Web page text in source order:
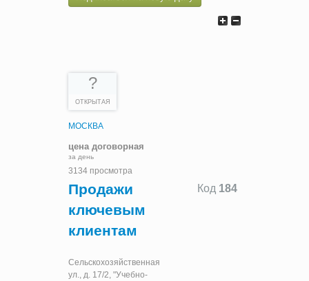
?
ОТКРЫТАЯ
МОСКВА
цена договорная
за день
3134 просмотра
Код 184
Продажи
ключевым
клиентам
Сельскохозяйственная
ул., д. 17/2, "Учебно-